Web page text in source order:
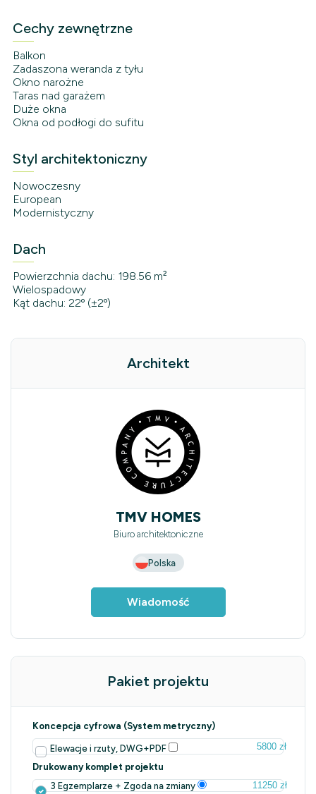
Cechy zewnętrzne
Balkon
Zadaszona weranda z tyłu
Okno narożne
Taras nad garażem
Duże okna
Okna od podłogi do sufitu
Styl architektoniczny
Nowoczesny
European
Modernistyczny
Dach
Powierzchnia dachu: 198.56 m²
Wielospadowy
Kąt dachu: 22º (±2º)
Architekt
TMV HOMES
Biuro architektoniczne
Polska
Wiadomość
Pakiet projektu
Koncepcja cyfrowa (System metryczny)
Elewacje i rzuty, DWG+PDF
5800 zł
Drukowany komplet projektu
3 Egzemplarze + Zgoda na zmiany
11250 zł